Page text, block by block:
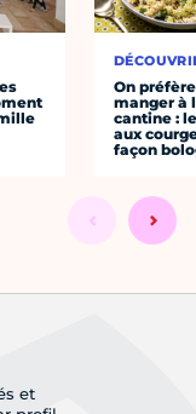
On préfère
manger à
cantine :
aux
façon
et